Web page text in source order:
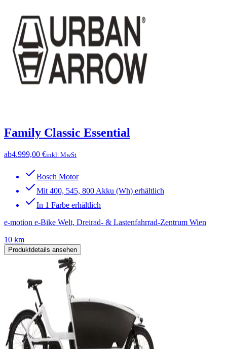
Family Classic Essential
ab4.999,00 €inkl. MwSt
Bosch Motor
Mit 400, 545, 800 Akku (Wh) erhältlich
In 1 Farbe erhältlich
e-motion e-Bike Welt, Dreirad- & Lastenfahrrad-Zentrum Wien
10 km
Produktdetails ansehen